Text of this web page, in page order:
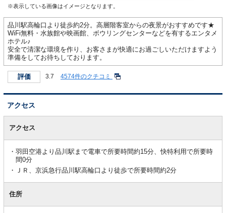
※表示している画像はイメージとなります。
品川駅高輪口より徒歩約2分。高層階客室からの夜景がおすすめです★
WiFi無料・水族館や映画館、ボウリングセンターなどを有するエンタメ
ホテル♪
安全で清潔な環境を作り、お客さまが快適にお過ごしいただけますよう
準備をしてお待ちしております。
評価 3.7 4574件のクチコミ
アクセス
アクセス
羽田空港より品川駅まで電車で所要時間約15分、快特利用で所要時
間0分
ＪＲ、京浜急行品川駅高輪口より徒歩で所要時間約2分
住所